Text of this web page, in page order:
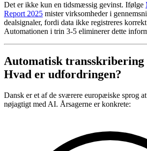
Det er ikke kun en tidsmæssig gevinst. Ifølge
Report 2025 mister virksomheder i
dealsignaler, fordi data ikke registreres
Automationen i trin 3-5 eliminerer dette
Automatisk transskribering
Hvad er udfordringen?
Dansk er et af de sværere europæiske sprog
nøjagtigt med AI. Årsagerne er konkrete: